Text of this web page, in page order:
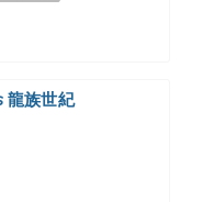
龍族世紀